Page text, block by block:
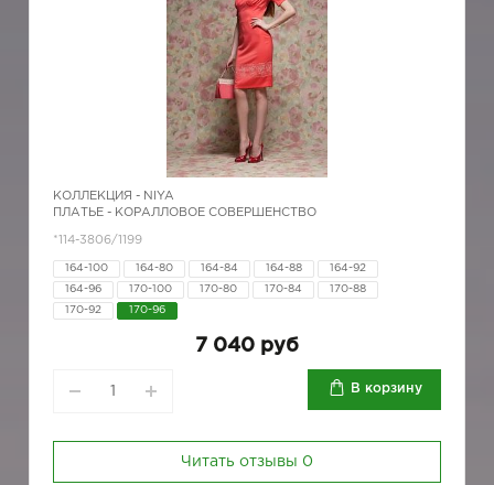
КОЛЛЕКЦИЯ - NIYA
ПЛАТЬЕ - КОРАЛЛОВОЕ СОВЕРШЕНСТВО
*114-3806/1199
164-100 164-80 164-84 164-88 164-92
164-96 170-100 170-80 170-84 170-88
170-92 170-96
7 040 руб
В корзину
Читать отзывы 0